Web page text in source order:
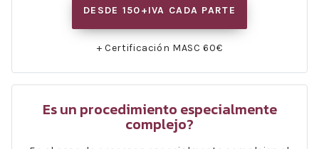
DESDE 150+IVA CADA PARTE
+ Certificación MASC 60€
Es un procedimiento especialmente
complejo?